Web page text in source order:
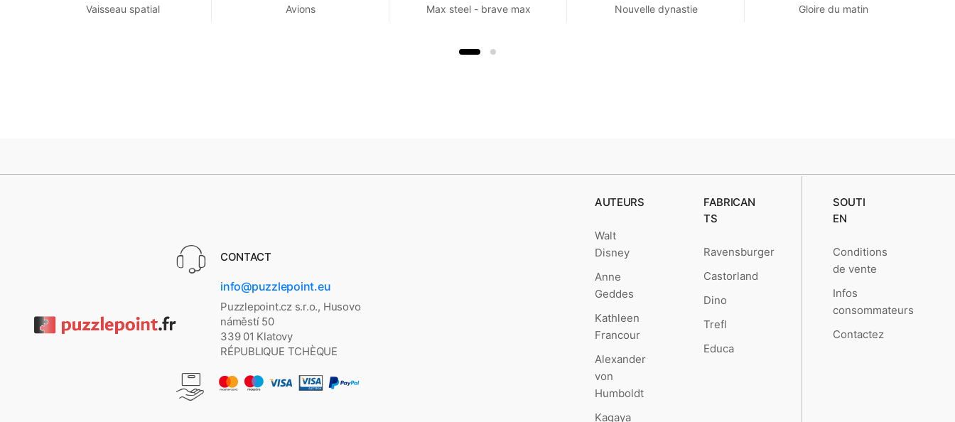
Vaisseau spatial Avions Max steel - brave max Nouvelle dynastie Gloire du matin
CONTACT
info@puzzlepoint.eu
Puzzlepoint.cz s.r.o., Husovo
náměstí 50
339 01 Klatovy
RÉPUBLIQUE TCHÈQUE
AUTEURS
Walt
Disney
Anne
Geddes
Kathleen
Francour
Alexander
von
Humboldt
Kagaya
FABRICAN
TS
Ravensburger
Castorland
Dino
Trefl
Educa
SOUTI
EN
Conditions
de vente
Infos
consommateurs
Contactez